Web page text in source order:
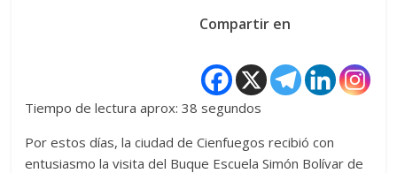
Compartir en
Tiempo de lectura aprox: 38 segundos
Por estos días, la ciudad de Cienfuegos recibió con
entusiasmo la visita del Buque Escuela Simón Bolívar de